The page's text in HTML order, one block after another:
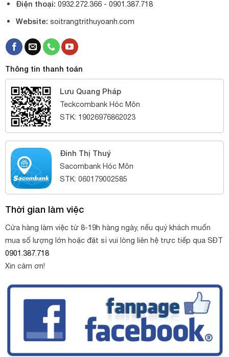
Điện thoại: 0932.272.366 - 0901.387.718
Website: soitrangtrithuyoanh.com
Thông tin thanh toán
Lưu Quang Pháp
Teckcombank Hóc Môn
STK: 19026976862023
Đinh Thị Thuý
Sacombank Hóc Môn
STK: 060179002585
Thời gian làm việc
Cửa hàng làm việc từ 8-19h hàng ngày, nếu quý khách muốn
mua số lượng lớn hoặc đặt sỉ vui lòng liên hệ trực tiếp qua SĐT
0901.387.718
Xin cảm ơn!